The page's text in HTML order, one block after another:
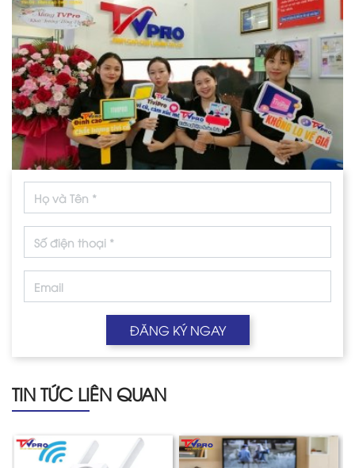
ĐĂNG KÝ NGAY
TIN TỨC LIÊN QUAN